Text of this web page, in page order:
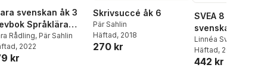
svenskan åk 3
Språklära
elevwebb
Rådling, Pär Sahlin
, 2022
kr
Skrivsuccé åk 6
Pär Sahlin
Häftad, 2018
270 kr
SVEA 8
svenska och
Linnéa Svärd
Klara Lindblom
Häftad, 2026
442 kr